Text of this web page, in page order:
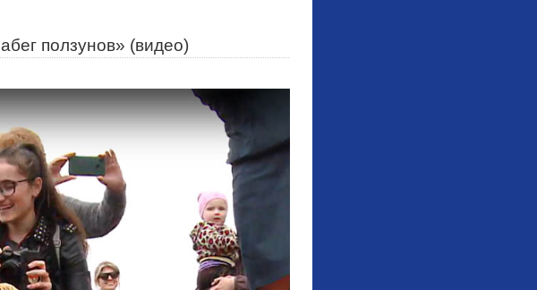
ползунов» (видео)